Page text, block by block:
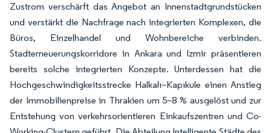
Zustrom verschärft das Angebot an Innenstadtgrundstücken
und verstärkt die Nachfrage nach integrierten Komplexen, die
Büros, Einzelhandel und Wohnbereiche verbinden.
Stadterneuerungskorridore in Ankara und Izmir präsentieren
bereits solche integrierten Konzepte. Unterdessen hat die
Hochgeschwindigkeitsstrecke Halkalı–Kapıkule einen Anstieg
der Immobilienpreise in Thrakien um 5–8 % ausgelöst und zur
Entstehung von verkehrsorientieren Einkaufszentren und Co-